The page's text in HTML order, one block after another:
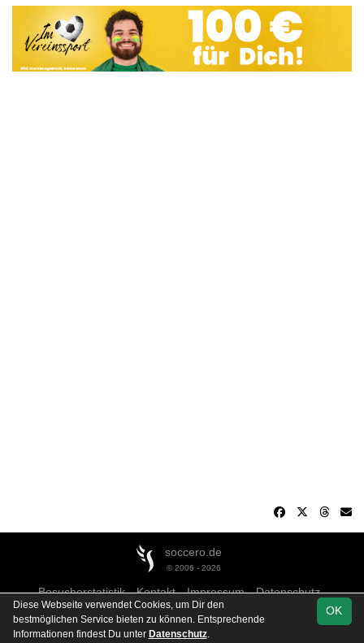
soccero.de
© 2006 - 2026
Besucherstatistik Kontakt Impressum
Datenschutz
OK
Diese Webseite verwendet Cookies, um Dir den
bestmöglichen Service bieten zu können. Entsprechende
Informationen findest Du unter Datenschutz.